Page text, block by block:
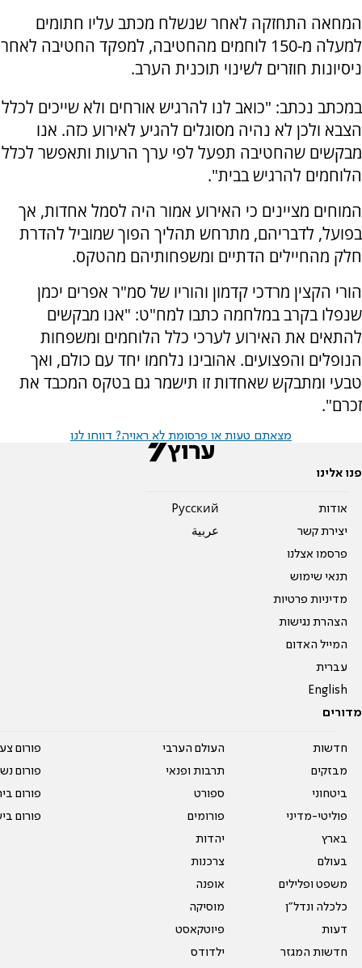
המחאה התחזקה לאחר שנשלח מכתב עליו חתומים
למעלה מ-150 לוחמים מהחטיבה, למפקד החטיבה לאחר
ניסיונות חוזרים לשינוי תוכנית הערב.
במכתב נכתב: "כואב לנו להרגיש אורחים ולא שייכים לכלל
הצבא ולכן לא נהיה מסוגלים להגיע לאירוע כזה. אנו
מבקשים שהחטיבה תפעל לפי ערך הרעות ותאפשר לכלל
הלוחמים להרגיש בבית".
המוחים מציינים כי האירוע אמור היה לסמל אחדות, אך
בפועל, לדבריהם, מתרחש תהליך הפוך שמוביל להדרת
חלק מהחיילים הדתיים ומשפחותיהם מהטקס.
הורי הקצין מרדכי קדמון והוריו של סמ"ר אפרים יכמן
שנפלו בקרב במלחמה כתבו למח"ט: "אנו מבקשים
להתאים את האירוע לערכי כלל הלוחמים ומשפחות
הנופלים והפצועים. אהובינו נלחמו יחד עם כולם, ואך
טבעי ומתבקש שאחדות זו תישמר גם בטקס המכבד את
זכרם".
מצאתם טעות או פרסומת לא ראויה? דווחו לנו
פנו אלינו
אודות
יצירת קשר
פרסמו אצלנו
תנאי שימוש
מדיניות פרטיות
הצהרת נגישות
המייל האדום
עברית
English
Pусский
عربية
מדורים
חדשות
מבזקים
ביטחוני
פוליטי-מדיני
בארץ
בעולם
משפט ופלילים
כלכלה ונדל"ן
דעות
חדשות המגזר
העולם הערבי
תרבות ופנאי
ספורט
פורומים
יהדות
צרכנות
אופנה
מוסיקה
פיוטקאסט
ילדודס
פורום
פורום
פורום
פורום